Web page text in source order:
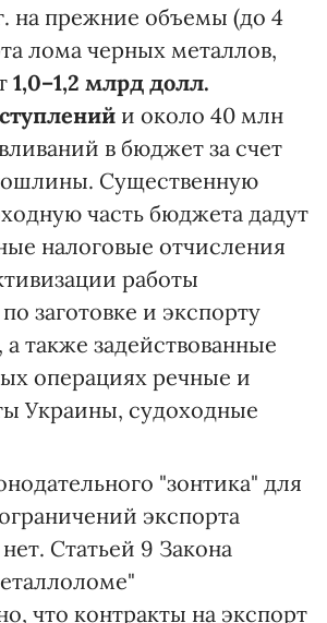
на прежние объемы (до 4
лома черных металлов,
1,0–1,2 млрд долл.
и около 40 млн
в бюджет за счет
Существенную
часть бюджета дадут
налоговые отчисления
работы
заготовке и экспорту
также задействованные
операциях речные и
Украины, судоходные
"зонтика" для
экспорта
Статьей 9 Закона
что контракты на экспорт